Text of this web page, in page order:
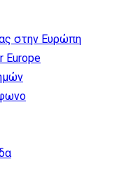
στην Ευρώπη
Europe